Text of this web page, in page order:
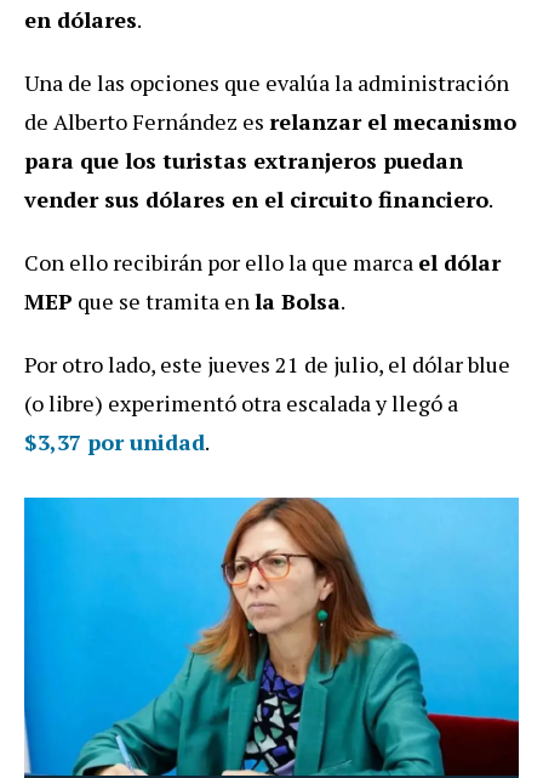
en dólares.
Una de las opciones que evalúa la administración
de Alberto Fernández es relanzar el mecanismo
para que los turistas extranjeros puedan
vender sus dólares en el circuito financiero.
Con ello recibirán por ello la que marca el dólar
MEP que se tramita enla Bolsa.
Por otro lado, este jueves 21 de julio, el dólar blue
(o libre) experimentó otra escalada y llegó a
$3,37 por unidad.